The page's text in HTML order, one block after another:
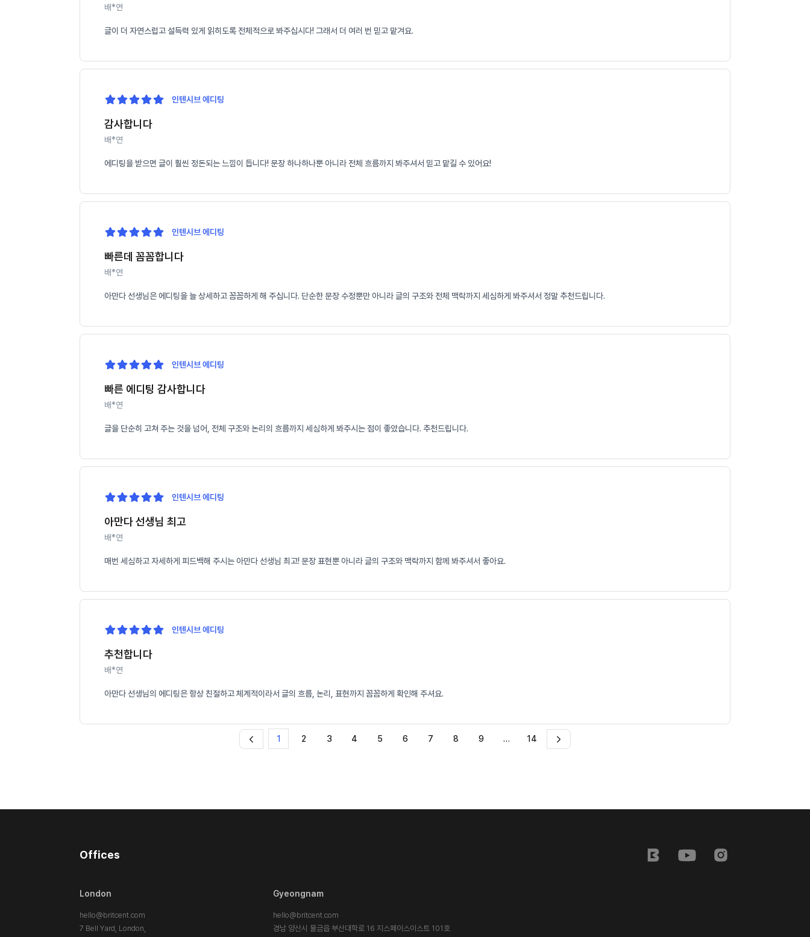
배*연
글이 더 자연스럽고 설득력 있게 읽히도록 전체적으로 봐주십시다! 그래서 더 여러 번 믿고 맡겨요.
인텐시브 에디팅
감사합니다
배*연
에디팅을 받으면 글이 훨씬 정돈되는 느낌이 듭니다! 문장 하나하나뿐 아니라 전체 흐름까지 봐주셔서 믿고 맡길 수 있어요!
인텐시브 에디팅
빠른데 꼼꼼합니다
배*연
아만다 선생님은 에디팅을 늘 상세하고 꼼꼼하게 해 주십니다. 단순한 문장 수정뿐만 아니라 글의 구조와 전체 맥락까지 세심하게 봐주셔서 정말 추천드립니다.
인텐시브 에디팅
빠른 에디팅 감사합니다
배*연
글을 단순히 고쳐 주는 것을 넘어, 전체 구조와 논리의 흐름까지 세심하게 봐주시는 점이 좋았습니다. 추천드립니다.
인텐시브 에디팅
아만다 선생님 최고
배*연
매번 세심하고 자세하게 피드백해 주시는 아만다 선생님 최고! 문장 표현뿐 아니라 글의 구조와 맥락까지 함께 봐주셔서 좋아요.
인텐시브 에디팅
추천합니다
배*연
아만다 선생님의 에디팅은 항상 친절하고 체계적이라서 글의 흐름, 논리, 표현까지 꼼꼼하게 확인해 주셔요.
1 2 3 4 5 6 7 8 9 … 14
Offices
London
hello@britcent.com
7 Bell Yard, London,
Gyeongnam
hello@britcent.com
경남 양산시 물금읍 부산대학로 16 지스페이스이스트 101호